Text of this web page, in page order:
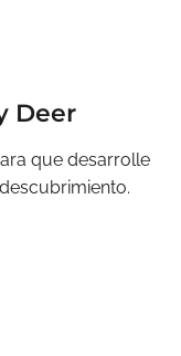
Deer
que desarrolle